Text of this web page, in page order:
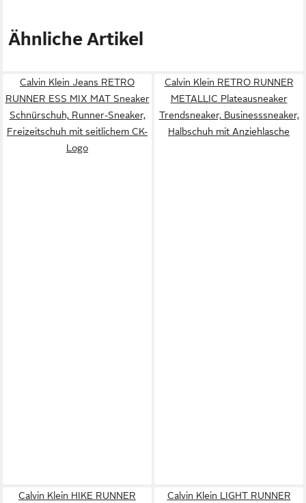
Ähnliche Artikel
Calvin Klein Jeans RETRO
RUNNER ESS MIX MAT Sneaker
Schnürschuh, Runner-Sneaker,
Freizeitschuh mit seitlichem CK-
Logo
Calvin Klein RETRO RUNNER
METALLIC Plateausneaker
Trendsneaker, Businesssneaker,
Halbschuh mit Anziehlasche
Calvin Klein HIKE RUNNER
Calvin Klein LIGHT RUNNER